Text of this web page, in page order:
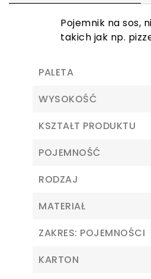
Pojemnik na sos,
takich jak np.
PALETA
WYSOKOŚĆ
KSZTAŁT PRODUKTU
POJEMNOŚĆ
RODZAJ
MATERIAŁ
ZAKRES: POJEMNOŚCI
KARTON